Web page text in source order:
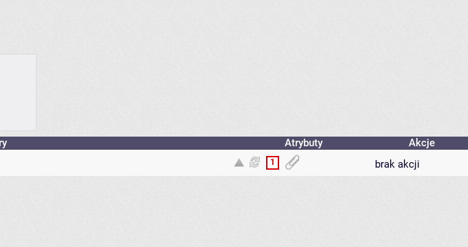
Atrybuty
Akcje
1 brak akcji